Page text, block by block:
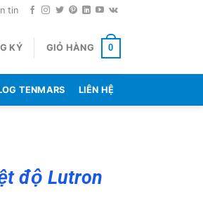
tin
KÝ GIỎ HÀNG 0
TENMARS LIÊN HỆ
độ Lutron